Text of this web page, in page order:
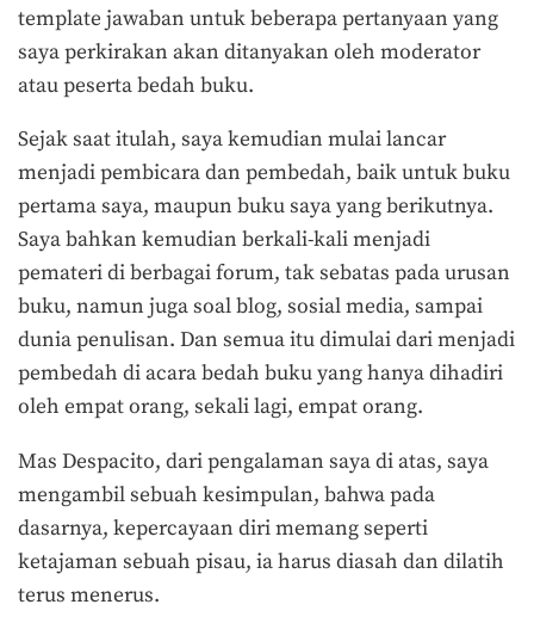
template jawaban untuk beberapa pertanyaan yang
saya perkirakan akan ditanyakan oleh moderator
atau peserta bedah buku.
Sejak saat itulah, saya kemudian mulai lancar
menjadi pembicara dan pembedah, baik untuk buku
pertama saya, maupun buku saya yang berikutnya.
Saya bahkan kemudian berkali-kali menjadi
pemateri di berbagai forum, tak sebatas pada urusan
buku, namun juga soal blog, sosial media, sampai
dunia penulisan. Dan semua itu dimulai dari menjadi
pembedah di acara bedah buku yang hanya dihadiri
oleh empat orang, sekali lagi, empat orang.
Mas Despacito, dari pengalaman saya di atas, saya
mengambil sebuah kesimpulan, bahwa pada
dasarnya, kepercayaan diri memang seperti
ketajaman sebuah pisau, ia harus diasah dan dilatih
terus menerus.